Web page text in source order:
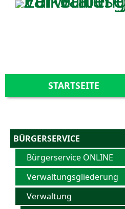
Zum Inhalt,zur Navigationoder
STARTSEITE
BÜRGERSERVICE
Bürgerservice ONLINE
Verwaltungsgliederung
Verwaltung